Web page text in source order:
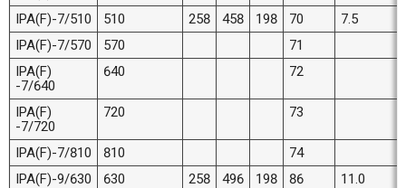
IPA(F)-7/510
510 258 458 198 70
7.5
IPA(F)-7/570
570
71
IPA(F)
-7/640
640 72
IPA(F)
-7/720
720 73
IPA(F)-7/810 810
74
IPA(F)-9/630
630 258 496 198 86
11.0